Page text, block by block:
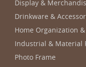
Display &
Drinkware &
Home Organization
Industrial & Material
Photo Frame